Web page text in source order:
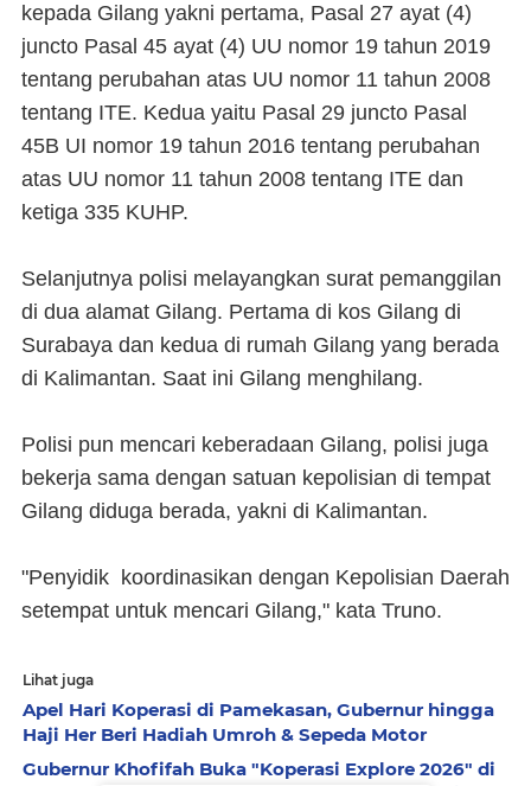
kepada Gilang yakni pertama, Pasal 27 ayat (4)
juncto Pasal 45 ayat (4) UU nomor 19 tahun 2019
tentang perubahan atas UU nomor 11 tahun 2008
tentang ITE. Kedua yaitu Pasal 29 juncto Pasal
45B UI nomor 19 tahun 2016 tentang perubahan
atas UU nomor 11 tahun 2008 tentang ITE dan
ketiga 335 KUHP.
Selanjutnya polisi melayangkan surat pemanggilan
di dua alamat Gilang. Pertama di kos Gilang di
Surabaya dan kedua di rumah Gilang yang berada
di Kalimantan. Saat ini Gilang menghilang.
Polisi pun mencari keberadaan Gilang, polisi juga
bekerja sama dengan satuan kepolisian di tempat
Gilang diduga berada, yakni di Kalimantan.
"Penyidik koordinasikan dengan Kepolisian Daerah
setempat untuk mencari Gilang," kata Truno.
Lihat juga
Apel Hari Koperasi di Pamekasan, Gubernur hingga
Haji Her Beri Hadiah Umroh & Sepeda Motor
Gubernur Khofifah Buka "Koperasi Explore 2026" di